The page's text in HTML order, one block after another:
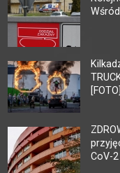
[FOTO]
CoV-2